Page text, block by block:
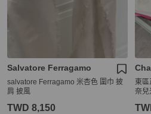
Salvatore Ferragamo
salvatore Ferragamo 米杏色 圍巾 披
肩 披風
TWD 8,150
東
奈